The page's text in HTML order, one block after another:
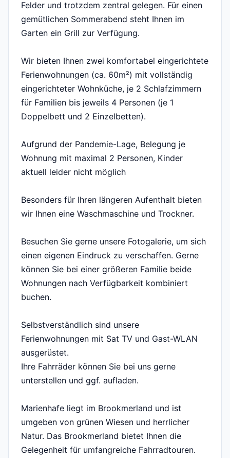
Felder und trotzdem zentral gelegen. Für einen
gemütlichen Sommerabend steht Ihnen im
Garten ein Grill zur Verfügung.
Wir bieten Ihnen zwei komfortabel eingerichtete
Ferienwohnungen (ca. 60m²) mit vollständig
eingerichteter Wohnküche, je 2 Schlafzimmern
für Familien bis jeweils 4 Personen (je 1
Doppelbett und 2 Einzelbetten).
Aufgrund der Pandemie-Lage, Belegung je
Wohnung mit maximal 2 Personen, Kinder
aktuell leider nicht möglich
Besonders für Ihren längeren Aufenthalt bieten
wir Ihnen eine Waschmaschine und Trockner.
Besuchen Sie gerne unsere Fotogalerie, um sich
einen eigenen Eindruck zu verschaffen. Gerne
können Sie bei einer größeren Familie beide
Wohnungen nach Verfügbarkeit kombiniert
buchen.
Selbstverständlich sind unsere
Ferienwohnungen mit Sat TV und Gast-WLAN
ausgerüstet.
Ihre Fahrräder können Sie bei uns gerne
unterstellen und ggf. aufladen.
Marienhafe liegt im Brookmerland und ist
umgeben von grünen Wiesen und herrlicher
Natur. Das Brookmerland bietet Ihnen die
Gelegenheit für umfangreiche Fahrradtouren.